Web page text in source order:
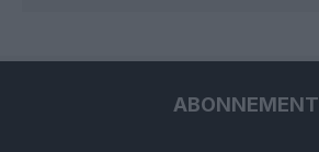
ABONNEMENT